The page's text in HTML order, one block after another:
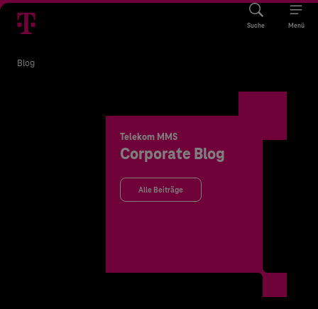
Suche Menü
Blog
Telekom MMS
Corporate Blog
Alle Beiträge